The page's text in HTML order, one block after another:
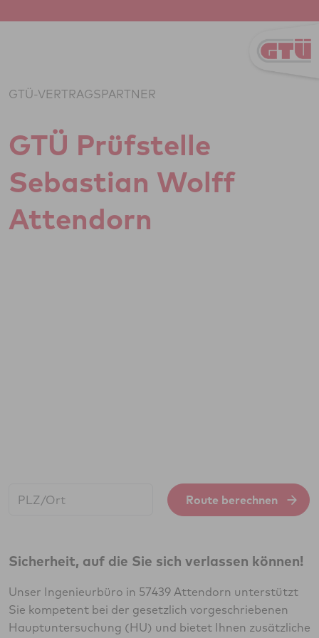
GTÜ-VERTRAGSPARTNER
GTÜ Prüf­stelle
Sebas­tian Wolff
Atten­dorn
Route berechnen
Sicherheit, auf die Sie sich verlassen können!
Unser Ingenieurbüro in 57439 Attendorn unterstützt
Sie kompetent bei der gesetzlich vorgeschriebenen
Hauptuntersuchung (HU) und bietet Ihnen zusätzliche